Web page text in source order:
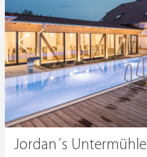
Jordan´s Untermühle